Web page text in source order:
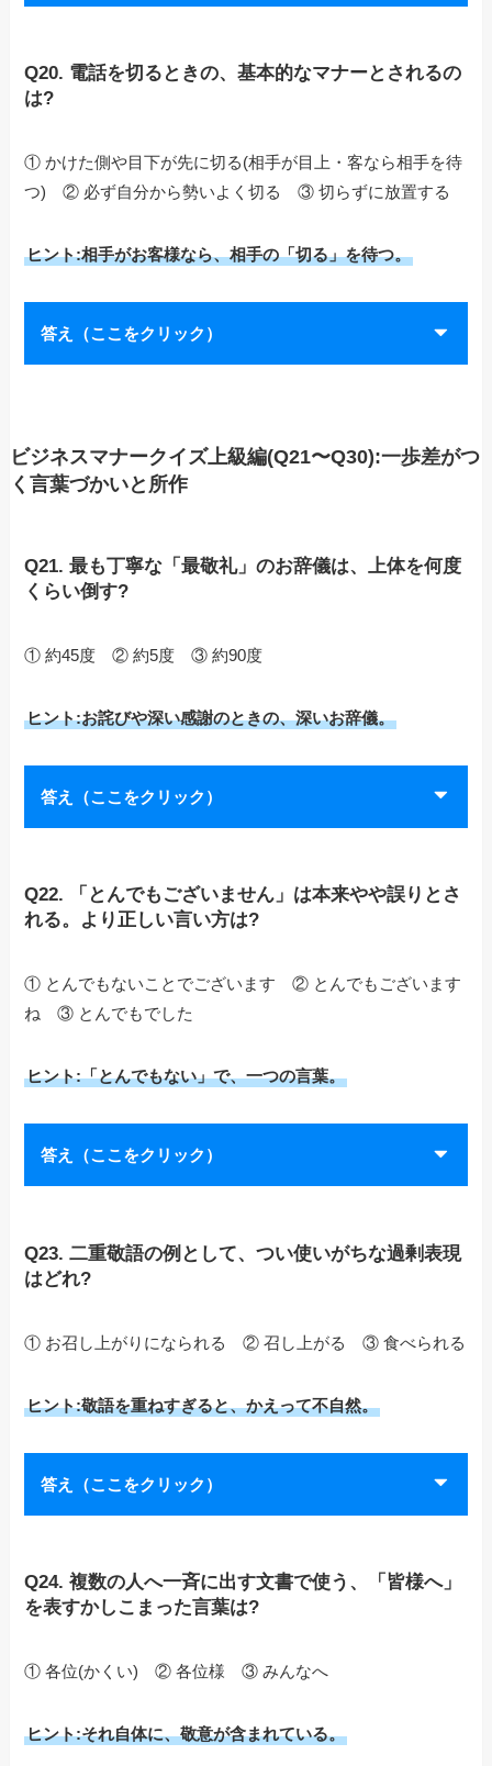
Q20. 電話を切るときの、基本的なマナーとされるの
は?
① かけた側や目下が先に切る(相手が目上・客なら相手を待
つ) ② 必ず自分から勢いよく切る ③ 切らずに放置する
ヒント:相手がお客様なら、相手の「切る」を待つ。
答え（ここをクリック）
ビジネスマナークイズ上級編(Q21〜Q30):一歩差がつ
く言葉づかいと所作
Q21. 最も丁寧な「最敬礼」のお辞儀は、上体を何度
くらい倒す?
① 約45度 ② 約5度 ③ 約90度
ヒント:お詫びや深い感謝のときの、深いお辞儀。
答え（ここをクリック）
Q22. 「とんでもございません」は本来やや誤りとさ
れる。より正しい言い方は?
① とんでもないことでございます ② とんでもございます
ね ③ とんでもでした
ヒント:「とんでもない」で、一つの言葉。
答え（ここをクリック）
Q23. 二重敬語の例として、つい使いがちな過剰表現
はどれ?
① お召し上がりになられる ② 召し上がる ③ 食べられる
ヒント:敬語を重ねすぎると、かえって不自然。
答え（ここをクリック）
Q24. 複数の人へ一斉に出す文書で使う、「皆様へ」
を表すかしこまった言葉は?
① 各位(かくい) ② 各位様 ③ みんなへ
ヒント:それ自体に、敬意が含まれている。